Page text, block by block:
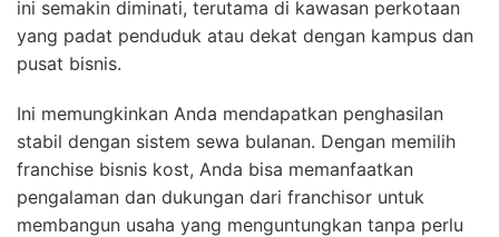
ini semakin diminati, terutama di kawasan perkotaan
yang padat penduduk atau dekat dengan kampus dan
pusat bisnis.
Ini memungkinkan Anda mendapatkan penghasilan
stabil dengan sistem sewa bulanan. Dengan memilih
franchise bisnis kost, Anda bisa memanfaatkan
pengalaman dan dukungan dari franchisor untuk
membangun usaha yang menguntungkan tanpa perlu